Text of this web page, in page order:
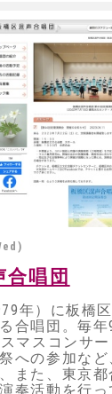
合唱団
年）に板橋
合唱団。毎
マスコンサ
への参加な
また、東京
奏活動を行っ